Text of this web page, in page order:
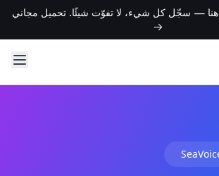
SeaMeet Desktop هنا — سجّل كل شيء، لا تفوّت شيئًا. تحميل مجاني
→